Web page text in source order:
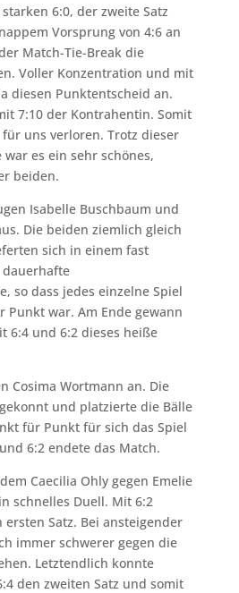
6:0, der zweite Satz
Vorsprung von 4:6 an
Match-Tie-Break die
Voller Konzentration und mit
diesen Punktentscheid an.
7:10 der Kontrahentin. Somit
uns verloren. Trotz dieser
es ein sehr schönes,
beiden.
Isabelle Buschbaum und
Die beiden ziemlich gleich
sich in einem fast
so dass jedes einzelne Spiel
Punkt war. Am Ende gewann
6:4 und 6:2 dieses heiße
Cosima Wortmann an. Die
und platzierte die Bälle
für Punkt für sich das Spiel
6:2 endete das Match.
Caecilia Ohly gegen Emelie
schnelles Duell. Mit 6:2
ersten Satz. Bei ansteigender
immer schwerer gegen die
Letztendlich konnte
den zweiten Satz und somit